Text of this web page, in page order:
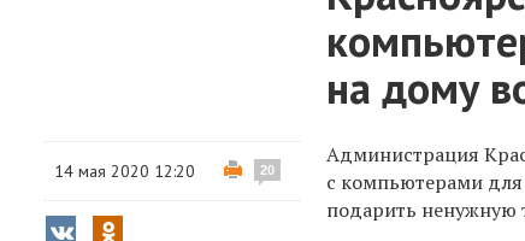
на дому
14 мая 2020 12:20 20
Администрация
с компьютерами
подарить